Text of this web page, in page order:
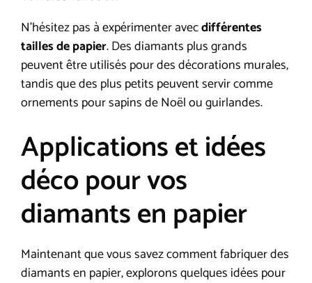
N’hésitez pas à expérimenter avecdifférentes
tailles de papier. Des diamants plus grands
peuvent être utilisés pour des décorations murales,
tandis que des plus petits peuvent servir comme
ornements pour sapins de Noël ou guirlandes.
Applications et idées
déco pour vos
diamants en papier
Maintenant que vous savez comment fabriquer des
diamants en papier, explorons quelques idées pour